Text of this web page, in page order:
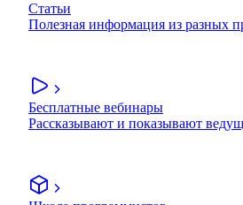
Статьи
Полезная информация из разных
Бесплатные вебинары
Рассказывают и показывают